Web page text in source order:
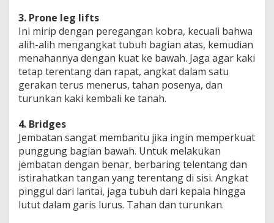
3. Prone leg lifts
Ini mirip dengan peregangan kobra, kecuali bahwa
alih-alih mengangkat tubuh bagian atas, kemudian
menahannya dengan kuat ke bawah. Jaga agar kaki
tetap terentang dan rapat, angkat dalam satu
gerakan terus menerus, tahan posenya, dan
turunkan kaki kembali ke tanah.
4. Bridges
Jembatan sangat membantu jika ingin memperkuat
punggung bagian bawah. Untuk melakukan
jembatan dengan benar, berbaring telentang dan
istirahatkan tangan yang terentang di sisi. Angkat
pinggul dari lantai, jaga tubuh dari kepala hingga
lutut dalam garis lurus. Tahan dan turunkan.